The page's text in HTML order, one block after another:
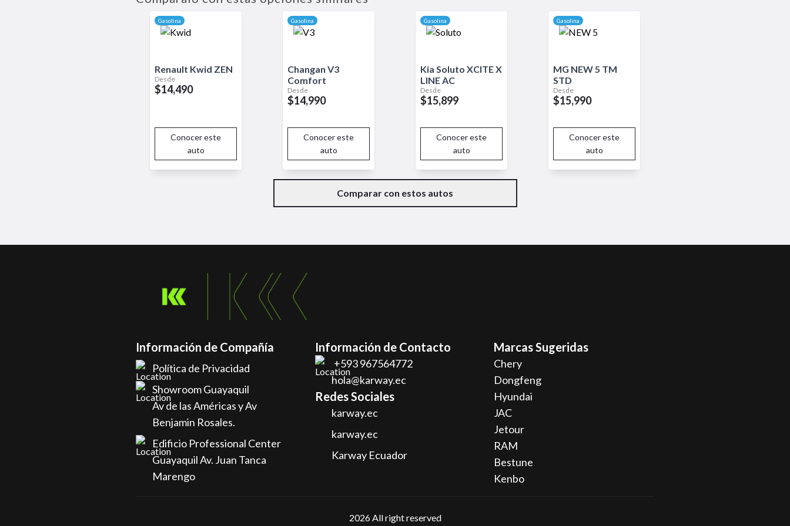
para quienes buscan un vehículo práctico y confiable, el Toyota Agya combina economía de combustible con un diseño compacto,
perfecto para la vida urbana.
Gasolina
Renault Kwid ZEN
Desde
$14,490
Conocer este
auto
Gasolina
Changan V3
Comfort
Desde
$14,990
Conocer este
auto
Gasolina
Kia Soluto XCITE X
LINE AC
Desde
$15,899
Conocer este
auto
Gasolina
MG NEW 5 TM
STD
Desde
$15,990
Conocer este
auto
Comparar con estos autos
Información de Compañía
Política de Privacidad
Showroom Guayaquil
Av de las Américas y Av
Benjamin Rosales.
Edificio Professional Center
Guayaquil Av. Juan Tanca
Marengo
Información de Contacto
+593 967564772
hola@karway.ec
Redes Sociales
karway.ec
karway.ec
Karway Ecuador
Marcas Sugeridas
Chery
Dongfeng
Hyundai
JAC
Jetour
RAM
Bestune
Kenbo
2026All right reserved